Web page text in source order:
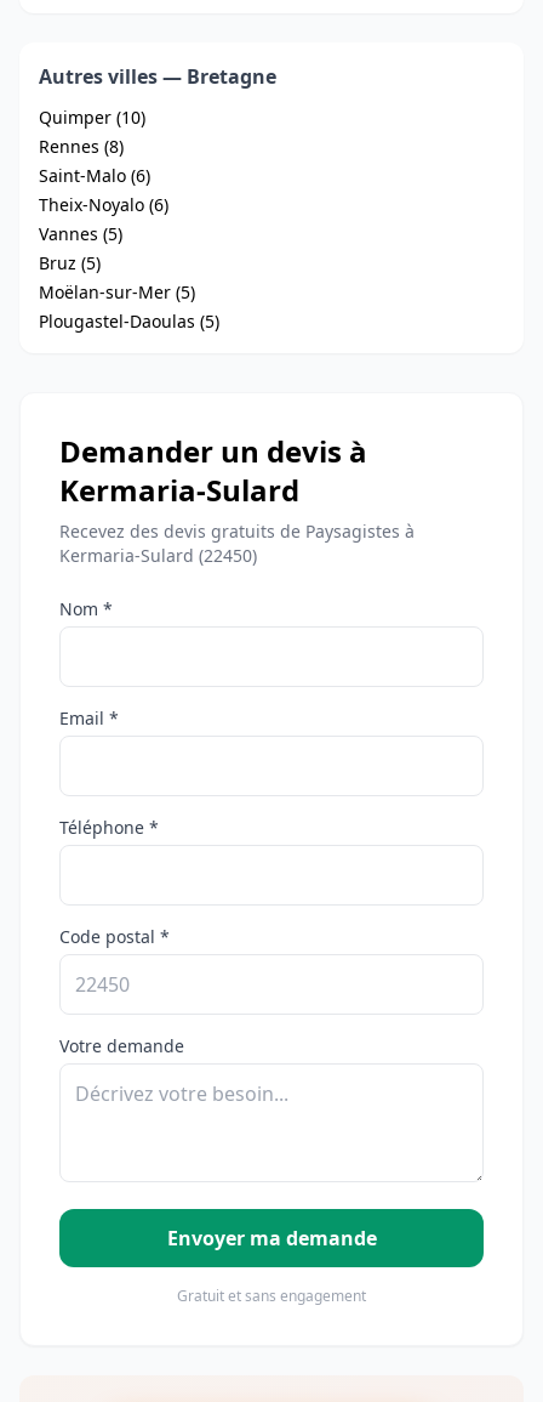
Autres villes — Bretagne
Quimper (10)
Rennes (8)
Saint-Malo (6)
Theix-Noyalo (6)
Vannes (5)
Bruz (5)
Moëlan-sur-Mer (5)
Plougastel-Daoulas (5)
Demander un devis à
Kermaria-Sulard
Recevez des devis gratuits de Paysagistes à
Kermaria-Sulard (22450)
Nom *
Email *
Téléphone *
Code postal *
Votre demande
Envoyer ma demande
Gratuit et sans engagement